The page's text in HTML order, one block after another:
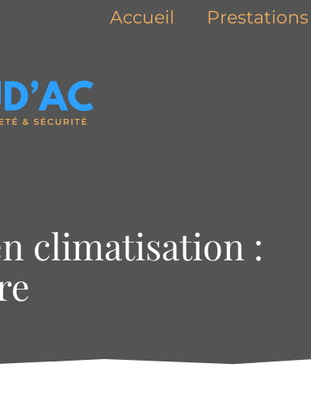
Accueil Prestations
climatisation :